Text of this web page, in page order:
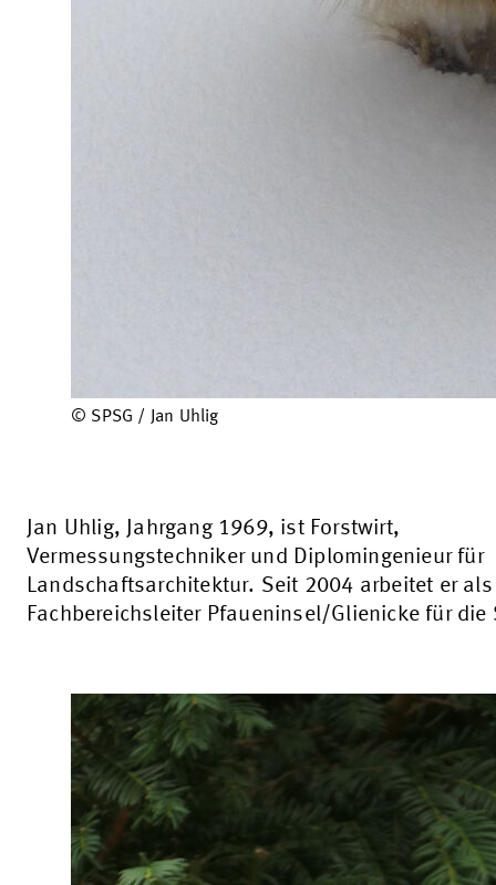
© SPSG / Jan Uhlig
Jan Uhlig, Jahrgang 1969, ist Forstwirt,
Vermessungstechniker und Diplomingenieur für
Landschaftsarchitektur. Seit 2004 arbeitet er als
Fachbereichsleiter Pfaueninsel/Glienicke für die